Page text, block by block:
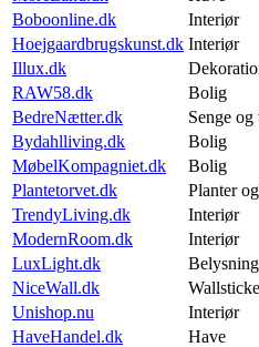
Boboonline.dk
Interiør
Hoejgaardbrugskunst.dk Interiør
Illux.dk
RAW58.dk
Bolig
BedreNætter.dk
Senge
Bydahlliving.dk
Bolig
MøbelKompagniet.dk
Bolig
Plantetorvet.dk
Planter
TrendyLiving.dk
Interiør
ModernRoom.dk
Interiør
LuxLight.dk
Belysning
NiceWall.dk
Unishop.nu
Interiør
HaveHandel.dk
Have